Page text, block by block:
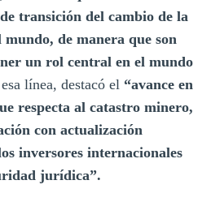
transición del cambio de la
de manera que son
un rol central en el mundo
línea, destacó el “avance en
respecta al catastro minero,
con actualización
inversores internacionales
jurídica”.